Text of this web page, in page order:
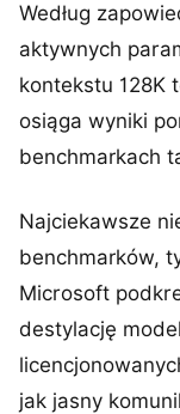
Według
aktywnych
kontekstu 128K
osiąga wyniki
benchmarkach
Najciekawsze
benchmarków,
Microsoft
destylację
jak jasny